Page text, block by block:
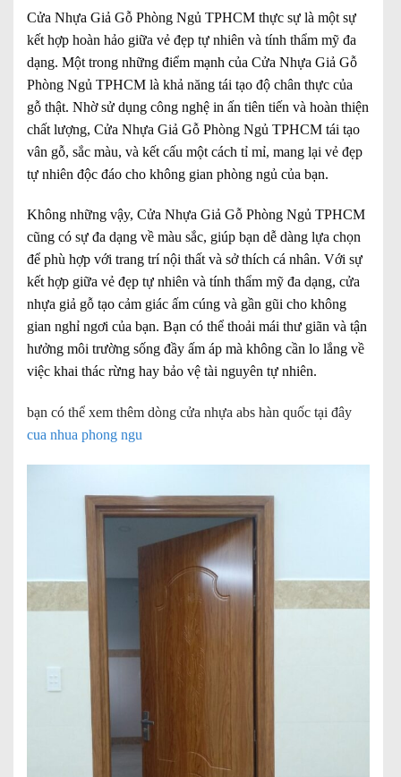
Cửa Nhựa Giả Gỗ Phòng Ngủ TPHCM thực sự là một sự
kết hợp hoàn hảo giữa vẻ đẹp tự nhiên và tính thẩm mỹ đa
dạng. Một trong những điểm mạnh của Cửa Nhựa Giả Gỗ
Phòng Ngủ TPHCM là khả năng tái tạo độ chân thực của
gỗ thật. Nhờ sử dụng công nghệ in ấn tiên tiến và hoàn thiện
chất lượng, Cửa Nhựa Giả Gỗ Phòng Ngủ TPHCM tái tạo
vân gỗ, sắc màu, và kết cấu một cách tỉ mỉ, mang lại vẻ đẹp
tự nhiên độc đáo cho không gian phòng ngủ của bạn.
Không những vậy, Cửa Nhựa Giả Gỗ Phòng Ngủ TPHCM
cũng có sự đa dạng về màu sắc, giúp bạn dễ dàng lựa chọn
để phù hợp với trang trí nội thất và sở thích cá nhân. Với sự
kết hợp giữa vẻ đẹp tự nhiên và tính thẩm mỹ đa dạng, cửa
nhựa giả gỗ tạo cảm giác ấm cúng và gần gũi cho không
gian nghỉ ngơi của bạn. Bạn có thể thoải mái thư giãn và tận
hưởng môi trường sống đầy ấm áp mà không cần lo lắng về
việc khai thác rừng hay bảo vệ tài nguyên tự nhiên.
bạn có thể xem thêm dòng cửa nhựa abs hàn quốc tại đây
cua nhua phong ngu